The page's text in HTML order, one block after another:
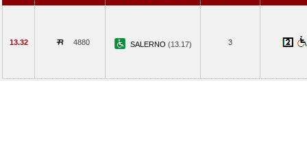
13.32 4880 SALERNO (13.17) 3